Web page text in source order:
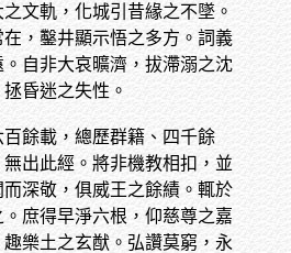
文軌，化城引昔緣之不墜。
，鑿井顯示悟之多方。詞義
自非大哀曠濟，拔滯溺之沈
昏迷之失性。
百餘載，總歷群籍、四千餘
出此經。將非機教相扣，並
深敬，俱威王之餘績。輒於
庶得早淨六根，仰慈尊之嘉
樂土之玄猷。弘讚莫窮，永